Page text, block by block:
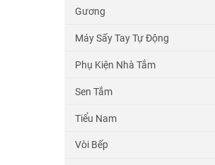
Gương
Máy Sấy Tay Tự Động
Phụ Kiện Nhà Tắm
Sen Tắm
Tiểu Nam
Vòi Bếp